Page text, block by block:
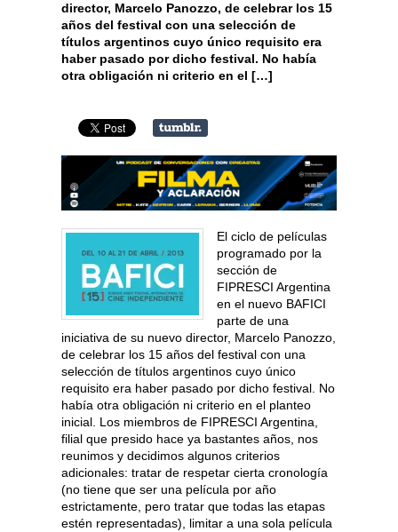
director, Marcelo Panozzo, de celebrar los 15
años del festival con una selección de
títulos argentinos cuyo único requisito era
haber pasado por dicho festival. No había
otra obligación ni criterio en el […]
El ciclo de películas
programado por la
sección de
FIPRESCI Argentina
en el nuevo BAFICI
parte de una
iniciativa de su nuevo director, Marcelo Panozzo,
de celebrar los 15 años del festival con una
selección de títulos argentinos cuyo único
requisito era haber pasado por dicho festival. No
había otra obligación ni criterio en el planteo
inicial. Los miembros de FIPRESCI Argentina,
filial que presido hace ya bastantes años, nos
reunimos y decidimos algunos criterios
adicionales: tratar de respetar cierta cronología
(no tiene que ser una película por año
estrictamente, pero tratar que todas las etapas
estén representadas), limitar a una sola película